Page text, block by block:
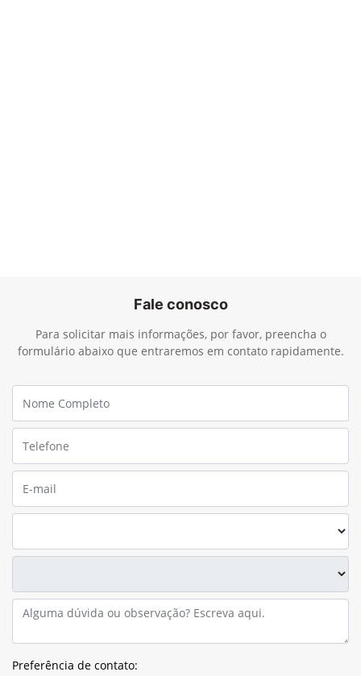
Fale conosco
Para solicitar mais informações, por favor, preencha o
formulário abaixo que entraremos em contato rapidamente.
Preferência de contato: